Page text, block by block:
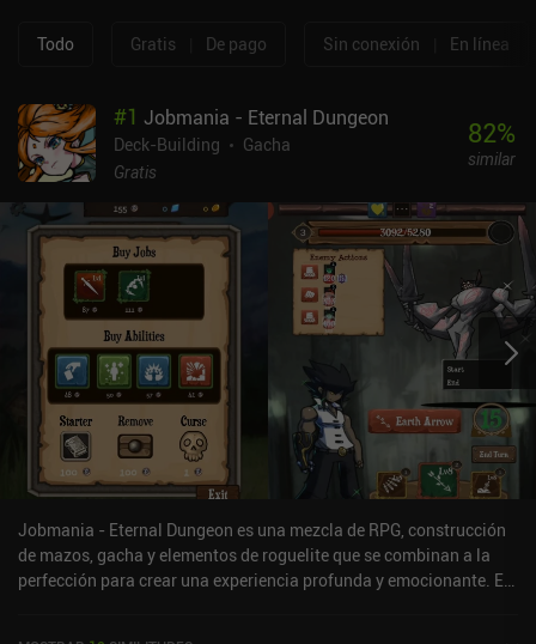
Todo Gratis De pago Sin conexión En línea
#1 Jobmania - Eternal Dungeon
Deck-Building
Gacha
Gratis
82%
similar
Jobmania - Eternal Dungeon es una mezcla de RPG, construcción
de mazos, gacha y elementos de roguelite que se combinan a la
perfección para crear una experiencia profunda y emocionante. El